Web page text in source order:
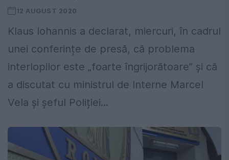
12 AUGUST 2020
Klaus Iohannis a declarat, miercuri, în cadrul
unei conferințe de presă, că problema
interlopilor este „foarte îngrijorătoare” și că
a discutat cu ministrul de Interne Marcel
Vela și șeful Poliției...